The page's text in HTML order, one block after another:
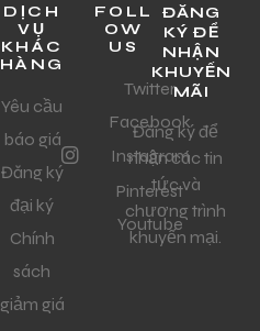
DỊCH
VỤ
KHÁC
HÀNG
Yêu cầu
báo giá
Đăng ký
đại ký
Chính
sách
giảm giá
FOLL
OW
US
Twitter
Facebook
Instagram
Pinterest
Youtube
ĐĂNG
KÝ ĐỂ
NHẬN
KHUYẾN
MÃI
Đăng ký để
nhận các tin
tức và
chương trình
khuyến mại.